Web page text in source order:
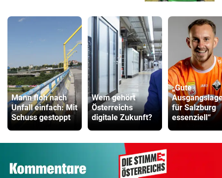
Mann floh nach
Unfall einfach: Mit
Schuss gestoppt
Wem gehört
Österreichs
digitale Zukunft?
„Gute
für Salzburg
essenziell“